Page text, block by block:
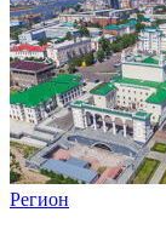
Регион